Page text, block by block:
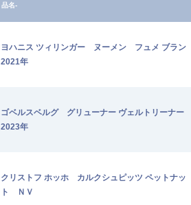
品名-
ヨハニス ツィリンガー ヌーメン フュメ ブラン
2021年
ゴベルスベルグ グリューナー ヴェルトリーナー
2023年
クリストフ ホッホ カルクシュピッツ ペットナッ
ト ＮＶ